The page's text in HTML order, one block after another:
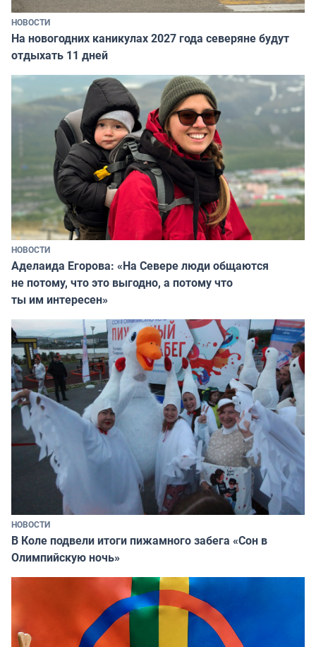
НОВОСТИ
На новогодних каникулах 2027 года северяне будут
отдыхать 11 дней
НОВОСТИ
Аделаида Егорова: «На Севере люди общаются
не потому, что это выгодно, а потому что
ты им интересен»
НОВОСТИ
В Коле подвели итоги пижамного забега «Сон в
Олимпийскую ночь»